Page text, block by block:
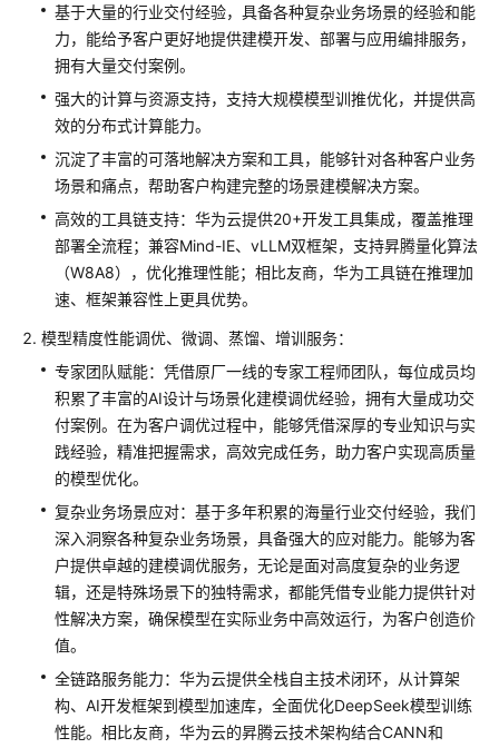
咨
询
与
规
划
上
云
与
实
上
云
迁
移
服
数
据
要
素
成
与
实
基于大量的行业交付经验，具备各种复杂业务场景的经验和能
力，能给予客户更好地提供建模开发、部署与应用编排服务，
拥有大量交付案例。
强大的计算与资源支持，支持大规模模型训推优化，并提供高
效的分布式计算能力。
沉淀了丰富的可落地解决方案和工具，能够针对各种客户业务
场景和痛点，帮助客户构建完整的场景建模解决方案。
高效的工具链支持：华为云提供20+开发工具集成，覆盖推理
部署全流程；兼容Mind-IE、vLLM双框架，支持昇腾量化算法
（W8A8），优化推理性能；相比友商，华为工具链在推理加
速、框架兼容性上更具优势。
模型精度性能调优、微调、蒸馏、增训服务：
专家团队赋能：凭借原厂一线的专家工程师团队，每位成员均
积累了丰富的AI设计与场景化建模调优经验，拥有大量成功交
付案例。在为客户调优过程中，能够凭借深厚的专业知识与实
践经验，精准把握需求，高效完成任务，助力客户实现高质量
的模型优化。
复杂业务场景应对：基于多年积累的海量行业交付经验，我们
深入洞察各种复杂业务场景，具备强大的应对能力。能够为客
户提供卓越的建模调优服务，无论是面对高度复杂的业务逻
辑，还是特殊场景下的独特需求，都能凭借专业能力提供针对
性解决方案，确保模型在实际业务中高效运行，为客户创造价
值。
全链路服务能力：华为云提供全栈自主技术闭环，从计算架
构、AI开发框架到模型加速库，全面优化DeepSeek模型训练
性能。相比友商，华为云的昇腾云技术架构结合CANN和